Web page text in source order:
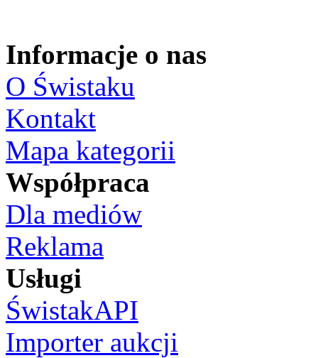
Informacje o nas
O Świstaku
Kontakt
Mapa kategorii
Współpraca
Dla mediów
Reklama
Usługi
ŚwistakAPI
Importer aukcji